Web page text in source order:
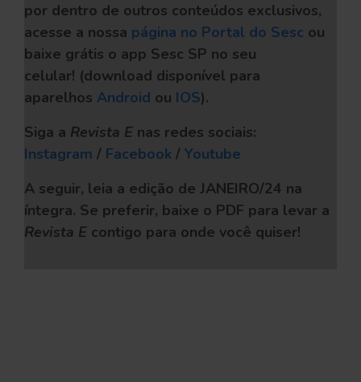
por dentro de outros conteúdos exclusivos,
acesse a nossa página no Portal do Sesc ou
baixe grátis o app Sesc SP no seu
celular! (download disponível para
aparelhos Android ou IOS).
Siga a Revista E nas redes sociais:
Instagram / Facebook / Youtube
A seguir, leia a edição de JANEIRO/24 na
íntegra. Se preferir, baixe o PDF para levar a
Revista E contigo para onde você quiser!